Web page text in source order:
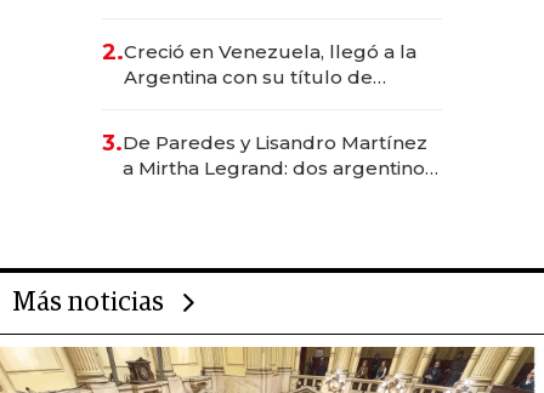
2.Creció en Venezuela, llegó a la
Argentina con su título de
las marcas "fast premium"
3.De Paredes y Lisandro Martínez
a Mirtha Legrand: dos argentinos
Más noticias